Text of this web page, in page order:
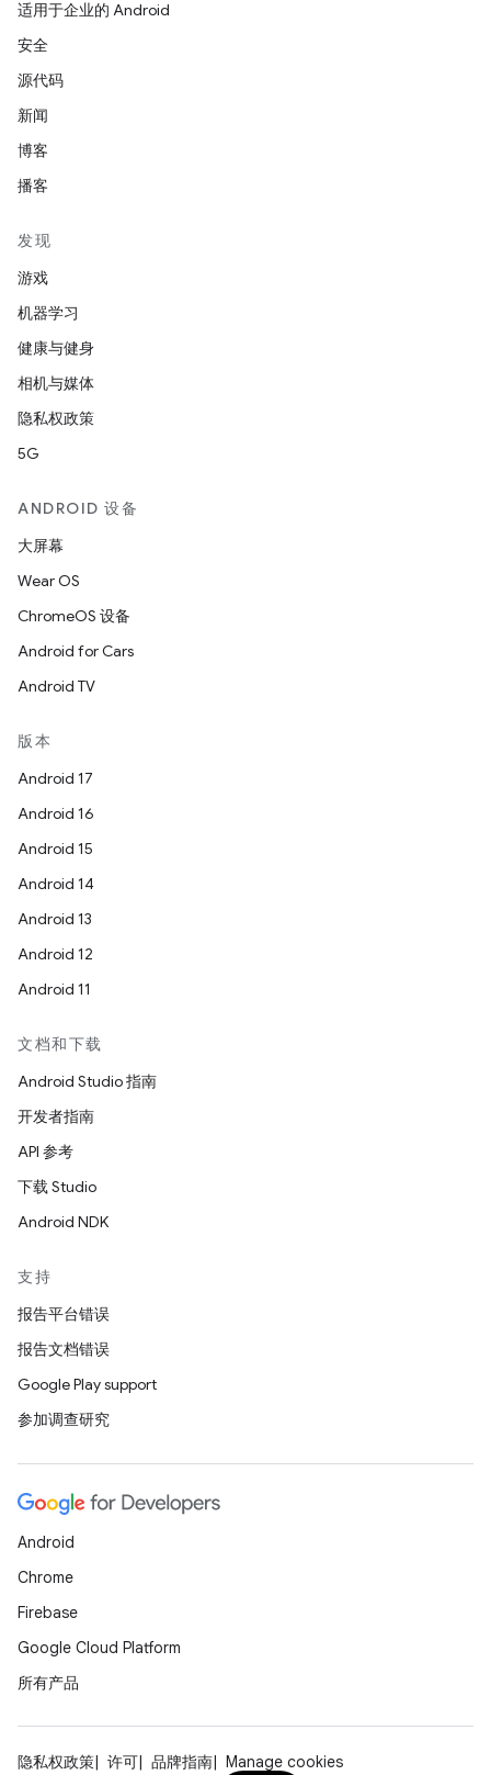
适用于企业的 Android
安全
源代码
新闻
博客
播客
发现
游戏
机器学习
健康与健身
相机与媒体
隐私权政策
5G
ANDROID 设备
大屏幕
Wear OS
ChromeOS 设备
Android for Cars
Android TV
版本
Android 17
Android 16
Android 15
Android 14
Android 13
Android 12
Android 11
文档和下载
Android Studio 指南
开发者指南
API 参考
下载 Studio
Android NDK
支持
报告平台错误
报告文档错误
Google Play support
参加调查研究
Android
Chrome
Firebase
Google Cloud Platform
所有产品
隐私权政策 许可 品牌指南 Manage cookies